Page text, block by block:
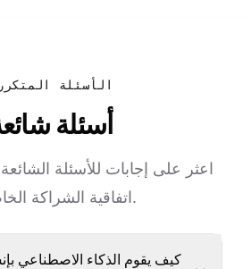
الأسئلة
أسئلة
اعثر على إجابات للأسئلة
اتفاقية الشراكة الخاص بنا.
كيف يقوم الذكاء الاصطناعي